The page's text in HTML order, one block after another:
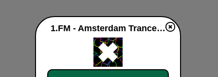
1.FM - Amsterdam Trance en vivo